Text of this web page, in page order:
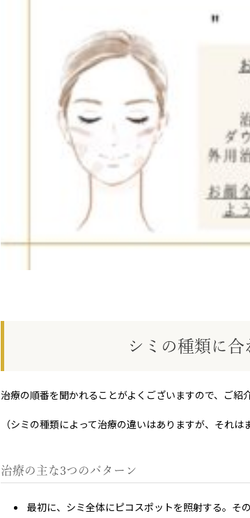
シミの種類に
治療の順番を聞かれることがよくございますので、ご紹
（シミの種類によって治療の違いはありますが、それは
治療の主な3つのパターン
最初に、シミ全体にピコスポットを照射する。そ